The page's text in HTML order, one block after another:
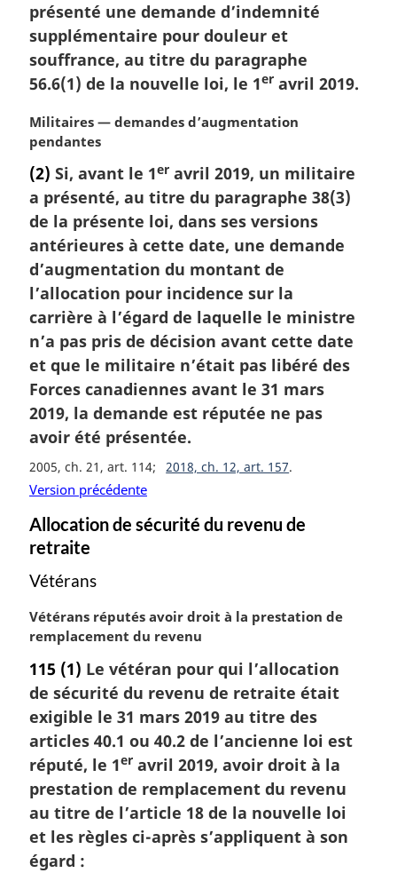
présenté une demande d’indemnité
supplémentaire pour douleur et
souffrance, au titre du paragraphe
56.6(1) de la nouvelle loi, le 1er avril 2019.
N
o
e
m
a
r
i
n
a
l
:
Militaires — demandes d’augmentation
pendantes
(2) Si, avant le 1er avril 2019, un militaire
a présenté, au titre du paragraphe 38(3)
de la présente loi, dans ses versions
antérieures à cette date, une demande
d’augmentation du montant de
l’allocation pour incidence sur la
carrière à l’égard de laquelle le ministre
n’a pas pris de décision avant cette date
et que le militaire n’était pas libéré des
Forces canadiennes avant le 31 mars
2019, la demande est réputée ne pas
avoir été présentée.
2005, ch. 21, art. 114 2018, ch. 12, art. 157
Version précédente
Allocation de sécurité du revenu de
retraite
Vétérans
N
o
e
m
a
r
i
n
a
l
e
:
Vétérans réputés avoir droit à la prestation de
remplacement du revenu
115 (1) Le vétéran pour qui l’allocation
de sécurité du revenu de retraite était
exigible le 31 mars 2019 au titre des
articles 40.1 ou 40.2 de l’ancienne loi est
réputé, le 1er avril 2019, avoir droit à la
prestation de remplacement du revenu
au titre de l’article 18 de la nouvelle loi
et les règles ci-après s’appliquent à son
égard :